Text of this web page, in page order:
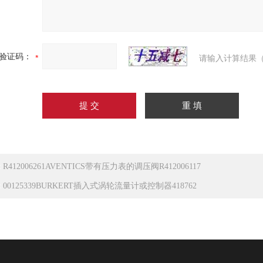
证码： 请输入计算结果
R412006261AVENTICS带有压力表的调压阀R412006117
00125339BURKERT插入式涡轮流量计或控制器418762